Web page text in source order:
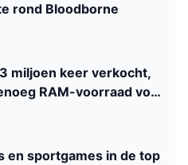
rond Bloodborne
miljoen keer verkocht,
RAM-voorraad voor
en sportgames in de top